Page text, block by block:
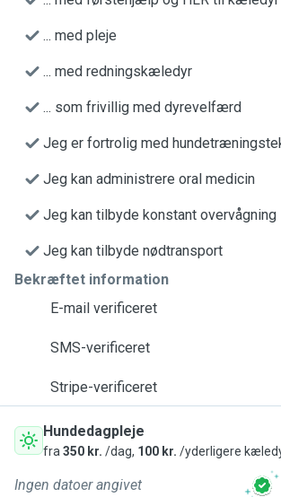
... med pleje
... med redningskæledyr
... som frivillig med dyrevelfærd
Jeg er fortrolig med
Jeg kan administrere oral medicin
Jeg kan tilbyde konstant overvågning
Jeg kan tilbyde nødtransport
Bekræftet information
E-mail verificeret
SMS-verificeret
Stripe-verificeret
Hundedagpleje
fra 350 kr. /dag, 100 kr. /yderligere
Ingen datoer angivet